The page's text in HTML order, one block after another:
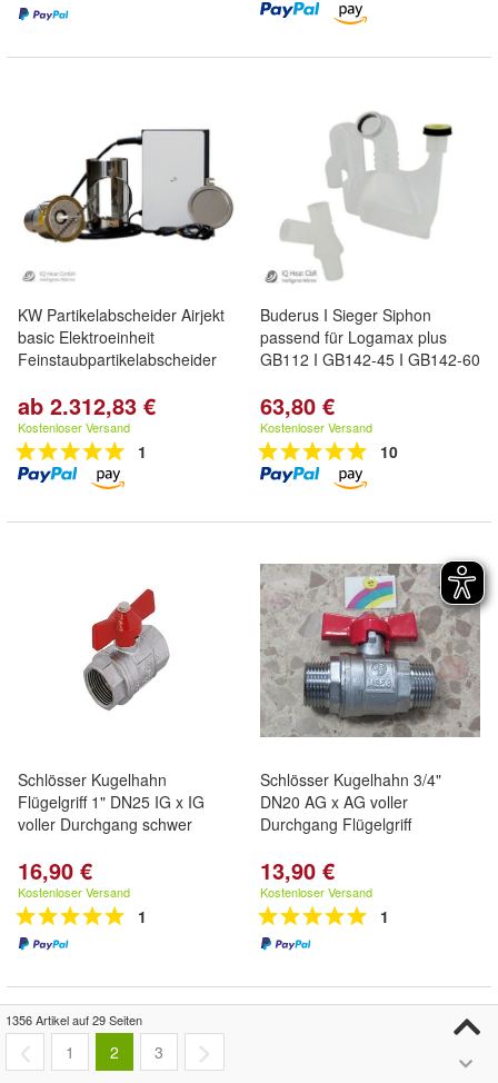
KW Partikelabscheider Airjekt
basic Elektroeinheit
Feinstaubpartikelabscheider
ab 2.312,83 €
Kostenloser Versand
1
Buderus I Sieger Siphon
passend für Logamax plus
GB112 I GB142-45 I GB142-60
63,80 €
Kostenloser Versand
10
Schlösser Kugelhahn
Flügelgriff 1" DN25 IG x IG
voller Durchgang schwer
16,90 €
Kostenloser Versand
1
Schlösser Kugelhahn 3/4"
DN20 AG x AG voller
Durchgang Flügelgriff
13,90 €
Kostenloser Versand
1
1356 Artikel auf 29 Seiten
1 2 3